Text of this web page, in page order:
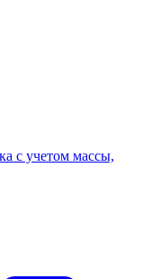
с учетом массы,